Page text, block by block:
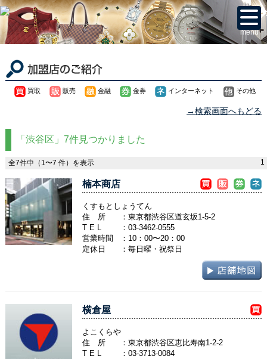
menu
買取 販売 金融 金券 インターネット その他
→検索画面へもどる
「渋谷区」7件見つかりました
全7件中（1〜7 件）を表示 1
楠本商店
くすもとしょうてん
住 所
：東京都渋谷区道玄坂1-5-2
T E L
： 03-3462-0555
営業時間
：10：00〜20：00
定休日
：毎日曜・祝祭日
横倉屋
よこくらや
住 所
：東京都渋谷区恵比寿南1-2-2
T E L
： 03-3713-0084